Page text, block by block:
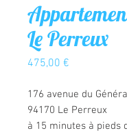
Le Perreux
475,00 €
176 avenue du
94170 Le Perreux
à 15 minutes à pieds